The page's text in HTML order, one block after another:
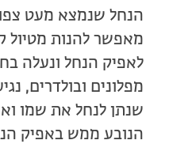
הנחל שנמצא מעט
מאפשר להנות מטיול
לאפיק הנחל ונעלה
מפלונים ובולדרים,
שנתן לנחל את שמו
הנובע ממש באפיק